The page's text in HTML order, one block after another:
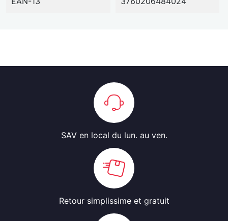
SAV en local du lun. au ven.
Retour simplissime et gratuit